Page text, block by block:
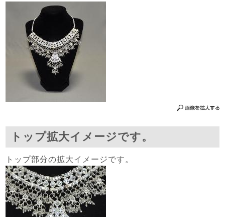
トップ拡大イメージです。
トップ部分の拡大イメージです。